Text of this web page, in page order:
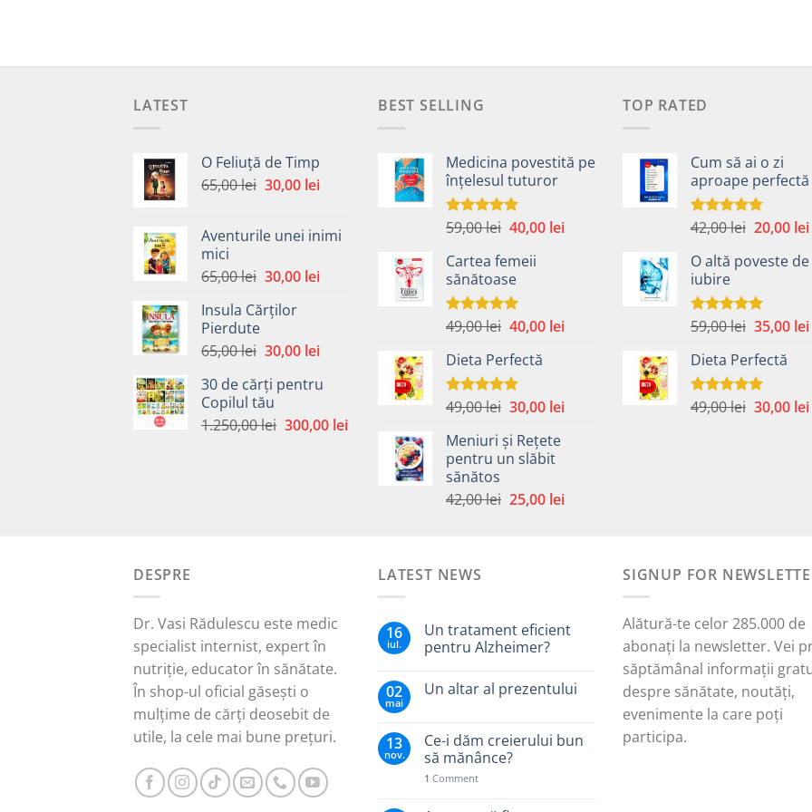
LATEST
O Feliuță de Timp
65,00lei Prețul
fost:
30,00 leiPrețul
30,00 lei.
Aventurile unei inimi
mici
65,00lei Prețul
a
65,00 lei.
30,00 leiPrețul
Insula Cărților
Pierdute
65,00lei Prețul
a
fost:
65,00 lei.
30,00 leiPrețul
este:
30 de cărți pentru
Copilul tău
1.250,00lei Prețul
300,00 leiPrețul
300,00 lei.
BEST SELLING
Medicina povestită pe
înțelesul tuturor
Evaluat la
59,00lei Prețul
a
fost:
59,00 lei.
40,00 leiPrețul
Cartea femeii
sănătoase
Evaluat la
49,00lei Prețul
a
fost:
49,00 lei.
40,00 leiPrețul
Dieta Perfectă
Evaluat la
49,00lei Prețul
a
fost:
30,00 leiPrețul
Meniuri și Rețete
pentru un slăbit
sănătos
42,00lei Prețul
25,00 leiPrețul
TOP RATED
Cum să ai o zi
aproape perfectă
Evaluat la
42,00lei Prețul
a
42,00 lei.
20,00 lei
O altă poveste de
iubire
Evaluat la
59,00lei Prețul
a
fost:
59,00 lei.
35,00 lei
Dieta Perfectă
Evaluat la
49,00lei Prețul
30,00 lei
DESPRE
Dr. Vasi Rădulescu este medic
specialist internist, expert în
nutriție, educator în sănătate.
În shop-ul oficial găsești o
mulțime de cărți deosebit de
utile, la cele mai bune prețuri.
LATEST NEWS
16
iul.
Un tratament eficient
pentru Alzheimer?
02
mai
Un altar al prezentului
13
nov.
Ce-i dăm creierului bun
să mănânce?
1 Comment
SIGNUP FOR
Alătură-te celor 285.000 de
abonați la newsletter. Vei
săptămânal informații
despre sănătate, noutăți,
evenimente la care poți
participa.